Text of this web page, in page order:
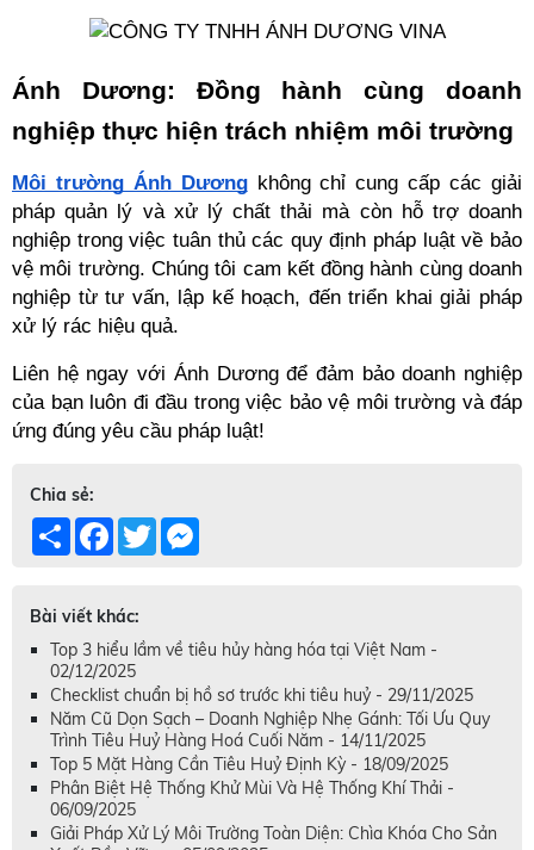
Ánh Dương: Đồng hành cùng doanh
nghiệp thực hiện trách nhiệm môi trường
Môi trường Ánh Dương không chỉ cung cấp các giải
pháp quản lý và xử lý chất thải mà còn hỗ trợ doanh
nghiệp trong việc tuân thủ các quy định pháp luật về bảo
vệ môi trường. Chúng tôi cam kết đồng hành cùng doanh
nghiệp từ tư vấn, lập kế hoạch, đến triển khai giải pháp
xử lý rác hiệu quả.
Liên hệ ngay với Ánh Dương để đảm bảo doanh nghiệp
của bạn luôn đi đầu trong việc bảo vệ môi trường và đáp
ứng đúng yêu cầu pháp luật!
Chia sẻ:
Share Facebook
Twitter
Bài viết khác:
Top 3 hiểu lầm về tiêu hủy hàng hóa tại Việt Nam -
02/12/2025
Checklist chuẩn bị hồ sơ trước khi tiêu huỷ - 29/11/2025
Năm Cũ Dọn Sạch – Doanh Nghiệp Nhẹ Gánh: Tối Ưu Quy
Trình Tiêu Huỷ Hàng Hoá Cuối Năm - 14/11/2025
Top 5 Mặt Hàng Cần Tiêu Huỷ Định Kỳ - 18/09/2025
Phân Biệt Hệ Thống Khử Mùi Và Hệ Thống Khí Thải -
06/09/2025
Giải Pháp Xử Lý Môi Trường Toàn Diện: Chìa Khóa Cho Sản